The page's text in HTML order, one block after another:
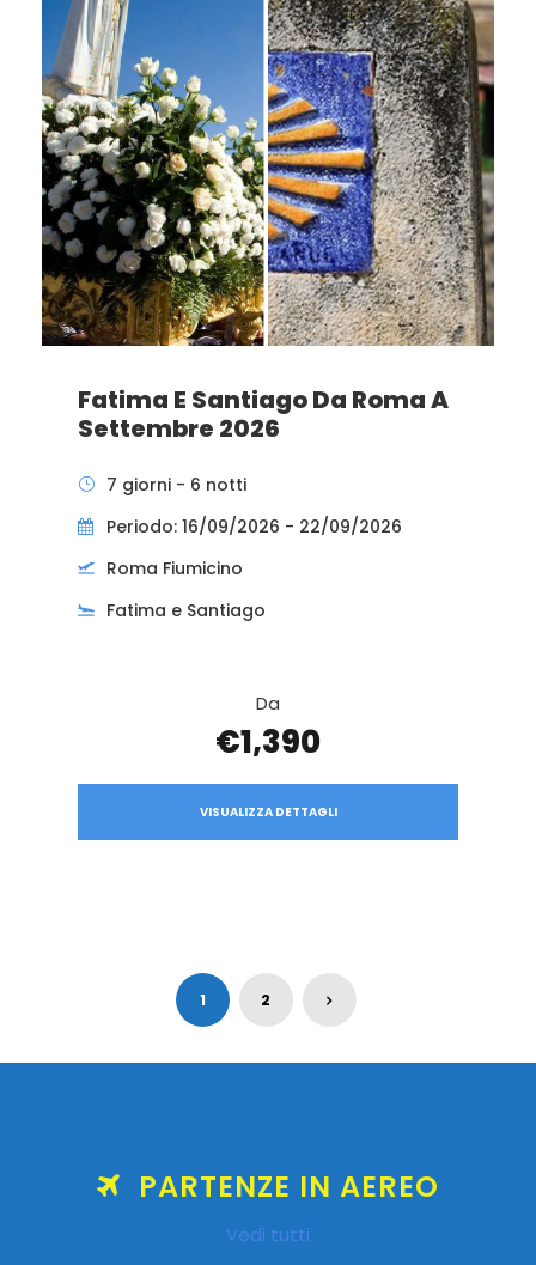
Fatima E Santiago Da Roma A
Settembre 2026
7 giorni - 6 notti
Periodo: 16/09/2026 - 22/09/2026
Roma Fiumicino
Fatima e Santiago
Da
€1,390
VISUALIZZA DETTAGLI
1 2
PARTENZE IN AEREO
Vedi tutti